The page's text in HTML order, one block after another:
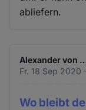
abliefern.
Alexander von
Fr. 18 Sep 2020
Wo bleibt